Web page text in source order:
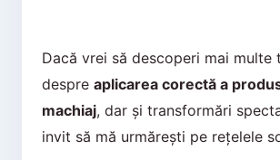
Dacă vrei să descoperi mai multe
despre aplicarea corectă a
machiaj, dar și transformări
invit să mă urmărești pe rețelele